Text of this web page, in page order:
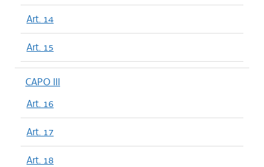
Art. 14
Art. 15
CAPO III
Art. 16
Art. 17
Art. 18